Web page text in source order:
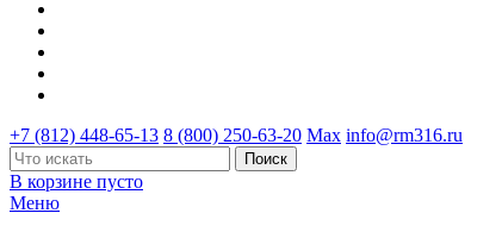
+7 (812) 448-65-13 8 (800) 250-63-20 Max info@rm316.ru
В корзине пусто
Меню